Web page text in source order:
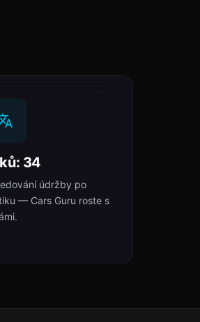
34
údržby po
— Cars Guru roste s